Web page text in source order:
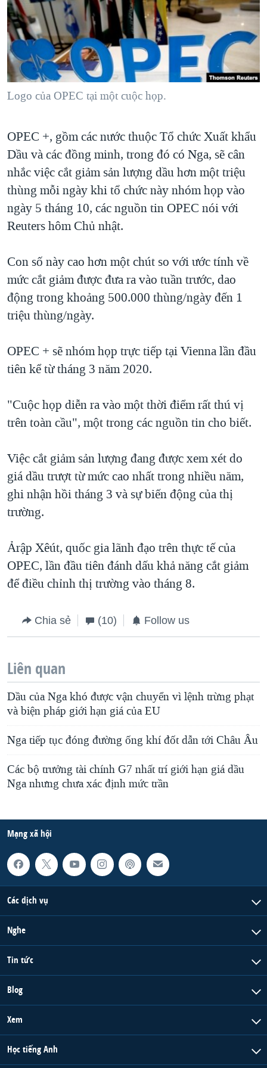
"Tìm"NGƯỜI VIỆT HẢI NGOẠI
ĐỜI SỐNG
KINH TẾ
KHOA HỌC
SỨC KHOẺ
THỂ THAO
TẠI
HÀNH TRÌNH BẦU CỬ 2024
MỘT NĂM CHIẾN TRANH TẠI DẢI GAZA
GIẢI MÃ VÀNH ĐAI & CON ĐƯỜNG
GROUND ZERO – XƯA VÀ NAY
CHI PHÍ CHIẾN TRANH AFGHANISTAN
CÁC GIÁ TRỊ CỘNG HÒA Ở VIỆT NAM
THƯỢNG ĐỈNH TRUMP-KIM TẠI VIỆT NAM
TRỊNH VĨNH BÌNH VS. CHÍNH PHỦ VIỆT NAM
BÊN KIA QUỐC LỘ: TIẾNG VỌNG TỪ NÔNG THÔN MỸ
QUAN HỆ VIỆT MỸ
VIDEO
NGHE
MẠNG XÃ HỘI
Logo của OPEC tại một cuộc họp.
OPEC +, gồm các nước thuộc Tổ chức Xuất khẩu
Dầu và các đồng minh, trong đó có Nga, sẽ cân
nhắc việc cắt giảm sản lượng dầu hơn một triệu
thùng mỗi ngày khi tổ chức này nhóm họp vào
ngày 5 tháng 10, các nguồn tin OPEC nói với
Reuters hôm Chủ nhật.
Con số này cao hơn một chút so với ước tính về
mức cắt giảm được đưa ra vào tuần trước, dao
động trong khoảng 500.000 thùng/ngày đến 1
triệu thùng/ngày.
OPEC + sẽ nhóm họp trực tiếp tại Vienna lần đầu
tiên kể từ tháng 3 năm 2020.
"Cuộc họp diễn ra vào một thời điểm rất thú vị
trên toàn cầu", một trong các nguồn tin cho biết.
Việc cắt giảm sản lượng đang được xem xét do
giá dầu trượt từ mức cao nhất trong nhiều năm,
ghi nhận hồi tháng 3 và sự biến động của thị
trường.
Ảrập Xêút, quốc gia lãnh đạo trên thực tế của
OPEC, lần đầu tiên đánh dấu khả năng cắt giảm
để điều chỉnh thị trường vào tháng 8.
Chia sẻ (10) Follow us
Liên quan
Dầu của Nga khó được vận chuyển vì lệnh trừng phạt
và biện pháp giới hạn giá của EU
Nga tiếp tục đóng đường ống khí đốt dẫn tới Châu Âu
Các bộ trưởng tài chính G7 nhất trí giới hạn giá dầu
Nga nhưng chưa xác định mức trần
Mạng xã hội
Các dịch vụ
Nghe
Tin tức
Blog
Xem
Học tiếng Anh